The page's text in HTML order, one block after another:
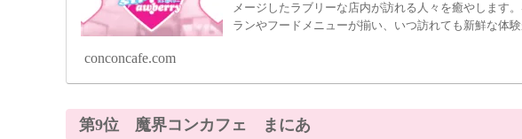
メージしたラブリーな店内が訪れる人々を癒やします
ランやフードメニューが揃い、いつ訪れても新鮮な体
conconcafe.com
第9位 魔界コンカフェ まにあ